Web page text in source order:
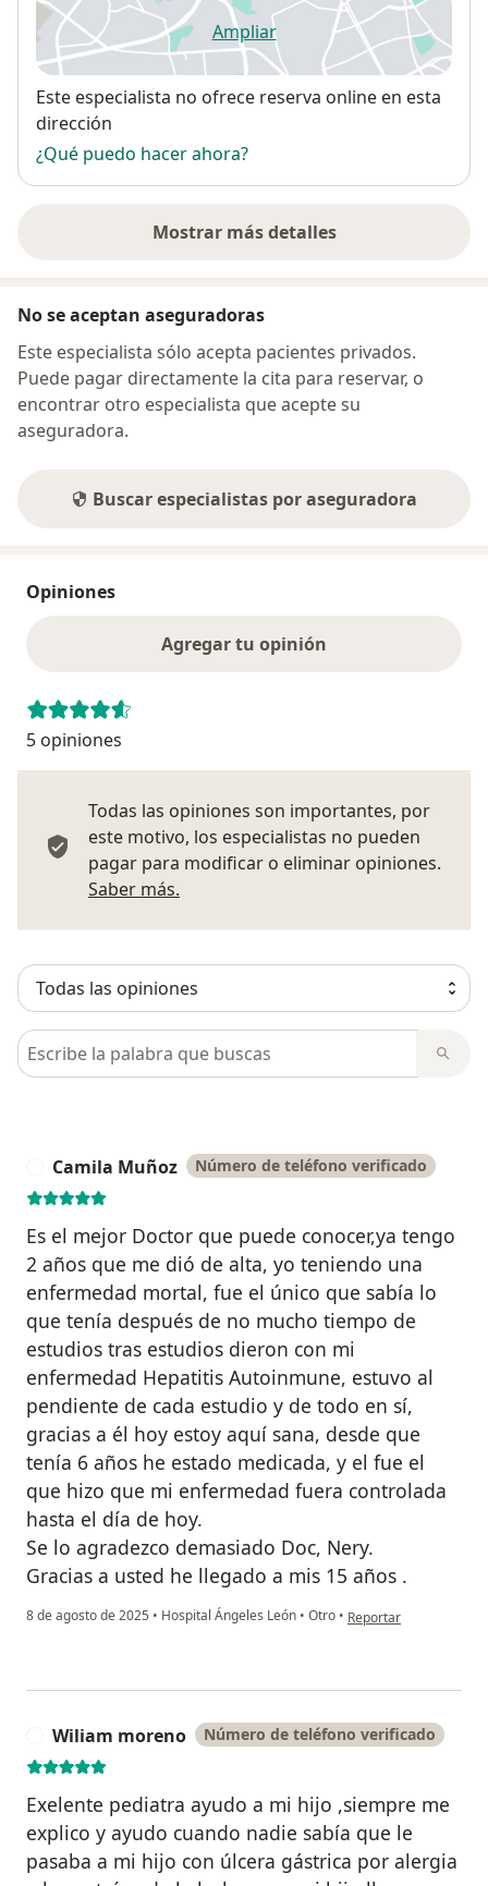
Ampliarse abre en una nueva
Disponibilidad
Este especialista no ofrece reserva online en esta
dirección
¿Qué puedo hacer ahora?
Mostrar más detalles
sobre la dirección
No se aceptan aseguradoras
Este especialista sólo acepta pacientes privados.
Puede pagar directamente la cita para reservar, o
encontrar otro especialista que acepte su
aseguradora.
Buscar especialistas por aseguradora
Opiniones
Agregar tu opinión
5 opiniones
Todas las opiniones son importantes, por
este motivo, los especialistas no pueden
pagar para modificar o eliminar opiniones.
Saber más.
Busca en opiniones
Camila Muñoz Número de teléfono verificado
Es el mejor Doctor que puede conocer,ya tengo
2 años que me dió de alta, yo teniendo una
enfermedad mortal, fue el único que sabía lo
que tenía después de no mucho tiempo de
estudios tras estudios dieron con mi
enfermedad Hepatitis Autoinmune, estuvo al
pendiente de cada estudio y de todo en sí,
gracias a él hoy estoy aquí sana, desde que
tenía 6 años he estado medicada, y el fue el
que hizo que mi enfermedad fuera controlada
hasta el día de hoy.
Se lo agradezco demasiado Doc, Nery.
Gracias a usted he llegado a mis 15 años .
8 de agosto de 2025 • Hospital Ángeles León • Otro • en opinión del usuario
Reportar
Wiliam moreno Número de teléfono verificado
Exelente pediatra ayudo a mi hijo ,siempre me
explico y ayudo cuando nadie sabía que le
pasaba a mi hijo con úlcera gástrica por alergia